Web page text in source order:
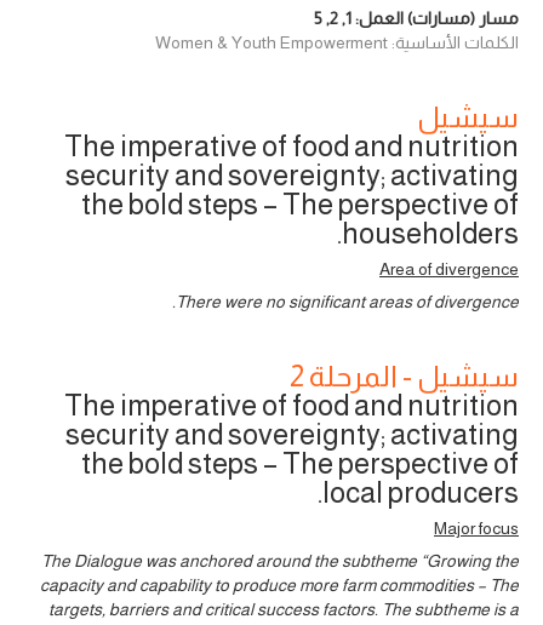
مسار (مسارات) العمل:1
,
2
,
5
الكلمات الأساسية: Women & Youth Empowerment
سيشيل
The imperative of food and nutrition
security and sovereignty; activating
the bold steps – The perspective of
householders.
Area of divergence
There were no significant areas of divergence.
سيشيل - المرحلة 2
The imperative of food and nutrition
security and sovereignty; activating
the bold steps – The perspective of
local producers.
Major focus
The Dialogue was anchored around the subtheme “Growing the
capacity and capability to produce more farm commodities – The
targets, barriers and critical success factors. The subtheme is a